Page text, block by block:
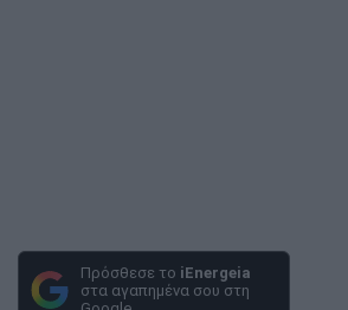
Πρόσθεσε το iEnergeia
στα αγαπημένα σου στη